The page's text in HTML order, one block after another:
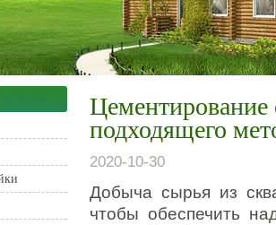
подходящего
2020-10-30
Добыча сырья из
чтобы обеспечить